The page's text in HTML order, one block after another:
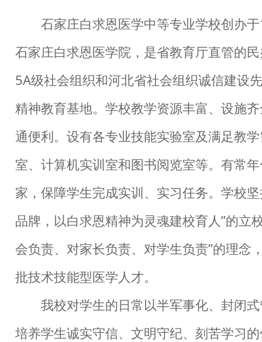
石家庄白求恩医学中等专业学校创办于
石家庄白求恩医学院，是省教育厅直管的
5A级社会组织和河北省社会组织诚信建设
精神教育基地。学校教学资源丰富、设施
通便利。设有各专业技能实验室及满足教
室、计算机实训室和图书阅览室等。有常
家，保障学生完成实训、实习任务。学校
品牌，以白求恩精神为灵魂建校育人”的立
会负责、对家长负责、对学生负责”的理念
批技术技能型医学人才。
我校对学生的日常以半军事化、封闭式
培养学生诚实守信、文明守纪、刻苦学习